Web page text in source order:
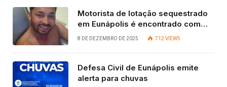
Motorista de lotação sequestrado
em Eunápolis é encontrado com
vida após quatro dias.
8 DE DEZEMBRO DE 2025 712VIEWS
Defesa Civil de Eunápolis emite
alerta para chuvas